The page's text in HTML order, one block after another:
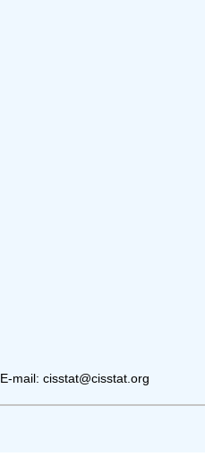
E-mail: cisstat@cisstat.org